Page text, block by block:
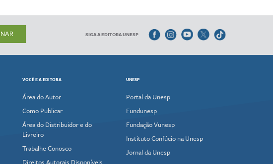
SIGA A EDITORA UNESP
VOCÊ E A EDITORA
Área do Autor
Como Publicar
Área do Distribuidor e do
Livreiro
Trabalhe Conosco
Direitos Autorais Disponíveis
UNESP
Portal da Unesp
Fundunesp
Fundação Vunesp
Instituto Confúcio na Unesp
Jornal da Unesp